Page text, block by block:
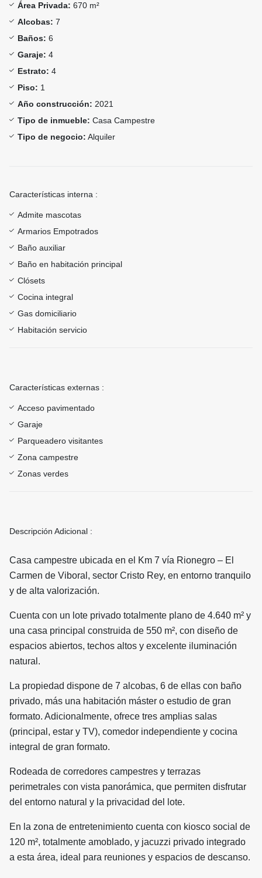
Área Privada: 670 m²
Alcobas: 7
Baños: 6
Garaje: 4
Estrato: 4
Piso: 1
Año construcción: 2021
Tipo de inmueble: Casa Campestre
Tipo de negocio: Alquiler
Características interna :
Admite mascotas
Armarios Empotrados
Baño auxiliar
Baño en habitación principal
Clósets
Cocina integral
Gas domiciliario
Habitación servicio
Características externas :
Acceso pavimentado
Garaje
Parqueadero visitantes
Zona campestre
Zonas verdes
Descripción Adicional :
Casa campestre ubicada en el Km 7 vía Rionegro – El
Carmen de Viboral, sector Cristo Rey, en entorno tranquilo
y de alta valorización.
Cuenta con un lote privado totalmente plano de 4.640 m² y
una casa principal construida de 550 m², con diseño de
espacios abiertos, techos altos y excelente iluminación
natural.
La propiedad dispone de 7 alcobas, 6 de ellas con baño
privado, más una habitación máster o estudio de gran
formato. Adicionalmente, ofrece tres amplias salas
(principal, estar y TV), comedor independiente y cocina
integral de gran formato.
Rodeada de corredores campestres y terrazas
perimetrales con vista panorámica, que permiten disfrutar
del entorno natural y la privacidad del lote.
En la zona de entretenimiento cuenta con kiosco social de
120 m², totalmente amoblado, y jacuzzi privado integrado
a esta área, ideal para reuniones y espacios de descanso.